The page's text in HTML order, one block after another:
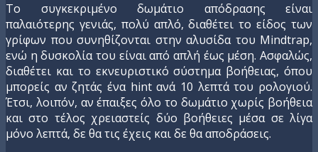
Το συγκεκριμένο δωμάτιο απόδρασης είναι
παλαιότερης γενιάς, πολύ απλό, διαθέτει το είδος των
γρίφων που συνηθίζονται στην αλυσίδα του Mindtrap,
ενώ η δυσκολία του είναι από απλή έως μέση. Ασφαλώς,
διαθέτει και το εκνευριστικό σύστημα βοήθειας, όπου
μπορείς αν ζητάς ένα hint ανά 10 λεπτά του ρολογιού.
Έτσι, λοιπόν, αν έπαιξες όλο το δωμάτιο χωρίς βοήθεια
και στο τέλος χρειαστείς δύο βοήθειες μέσα σε λίγα
μόνο λεπτά, δε θα τις έχεις και δε θα αποδράσεις.